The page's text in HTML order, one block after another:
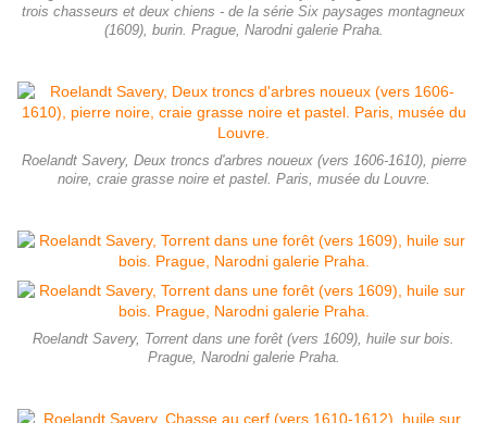
trois chasseurs et deux chiens - de la série Six paysages montagneux
(1609), burin. Prague, Narodni galerie Praha.
Roelandt Savery, Deux troncs d'arbres noueux (vers 1606-1610), pierre
noire, craie grasse noire et pastel. Paris, musée du Louvre.
Roelandt Savery, Torrent dans une forêt (vers 1609), huile sur bois.
Prague, Narodni galerie Praha.